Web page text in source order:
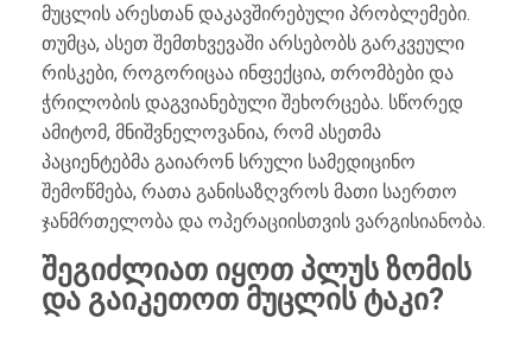
მუცლის არესთან დაკავშირებული პრობლემები.
თუმცა, ასეთ შემთხვევაში არსებობს გარკვეული
რისკები, როგორიცაა ინფექცია, თრომბები და
ჭრილობის დაგვიანებული შეხორცება. სწორედ
ამიტომ, მნიშვნელოვანია, რომ ასეთმა
პაციენტებმა გაიარონ სრული სამედიცინო
შემოწმება, რათა განისაზღვროს მათი საერთო
ჯანმრთელობა და ოპერაციისთვის ვარგისიანობა.
შეგიძლიათ იყოთ პლუს ზომის
და გაიკეთოთ მუცლის ტაკი?